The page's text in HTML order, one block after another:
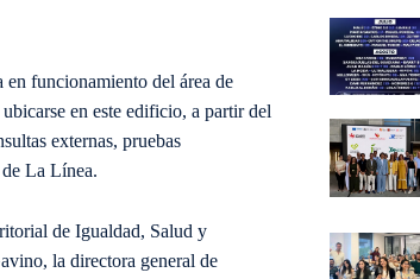
en funcionamiento del área de
en este edificio, a partir del
externas, pruebas
La Línea.
de Igualdad, Salud y
la directora general de